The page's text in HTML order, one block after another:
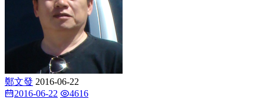
鄭文發 2016-06-22
2016-06-22
4616